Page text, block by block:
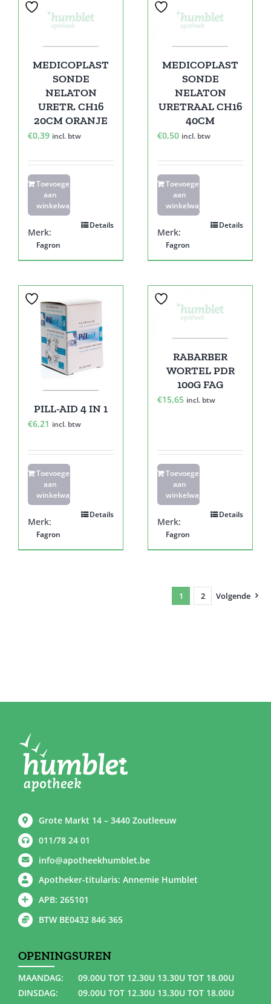
MEDICOPLAST
SONDE
NELATON
URETR. CH16
20CM ORANJE
€0,39 incl. btw
Toevoegen
aan
winkelwagen
Details
Merk:
Fagron
MEDICOPLAST
SONDE
NELATON
URETRAAL CH16
40CM
€0,50 incl. btw
Toevoegen
aan
winkelwagen
Details
Merk:
Fagron
PILL-AID 4 IN 1
€6,21 incl. btw
Toevoegen
aan
winkelwagen
Details
Merk:
Fagron
RABARBER
WORTEL PDR
100G FAG
€15,65 incl. btw
Toevoegen
aan
winkelwagen
Details
Merk:
Fagron
1 2 Volgende
Grote Markt 14 – 3440 Zoutleeuw
011/78 24 01
info@apotheekhumblet.be
Apotheker-titularis: Annemie Humblet
APB: 265101
BTW BE0432 846 365
OPENINGSUREN
MAANDAG:
09.00U TOT 12.30U 13.30U TOT 18.00U
DINSDAG:
09.00U TOT 12.30U 13.30U TOT 18.00U